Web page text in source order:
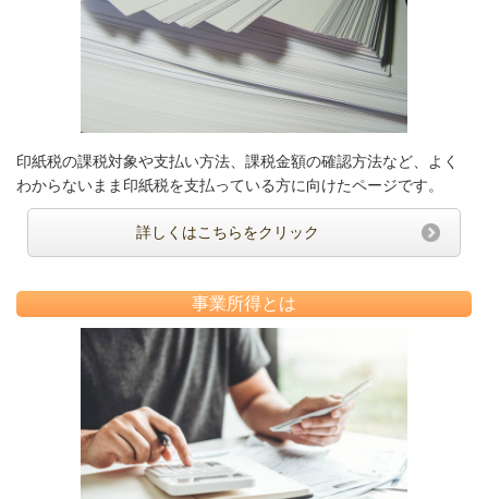
印紙税の課税対象や支払い方法、課税金額の確認方法など、よく
わからないまま印紙税を支払っている方に向けたページです。
詳しくはこちらをクリック
事業所得とは